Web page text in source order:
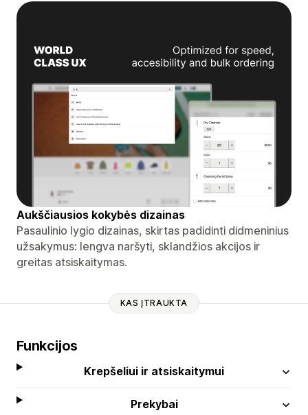
Aukščiausios kokybės dizainas
Pasaulinio lygio dizainas, skirtas padidinti didmeninius
užsakymus: lengva naršyti, sklandžios akcijos ir
greitas atsiskaitymas.
KAS ĮTRAUKTA
Funkcijos
Krepšeliui ir atsiskaitymui
Prekybai